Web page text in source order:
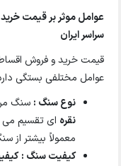
عوامل موثر بر قیمت
سراسر ایران
قیمت خرید و فروش
عوامل مختلفی بستگی
نوع سنگ : سنگ
نقره ای تقسیم
معمولاً بیشتر از
کیفیت سنگ :